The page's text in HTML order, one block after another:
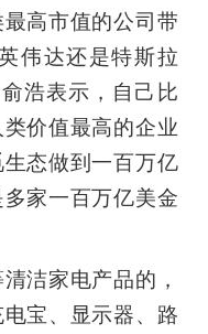
高市值的公司带
伟达还是特斯拉
浩表示，自己比
价值最高的企业
态做到一百万亿
家一百万亿美金
洁家电产品的，
宝、显示器、路